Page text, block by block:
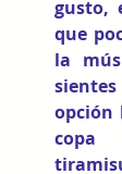
gusto,
que
la
opción
copa